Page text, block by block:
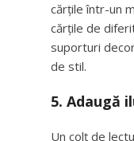
cărțile într-un
cărțile de
suporturi
de stil.
5. Adaugă
Un colț de